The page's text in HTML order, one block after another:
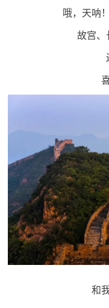
哦，天呐
故宫、
和